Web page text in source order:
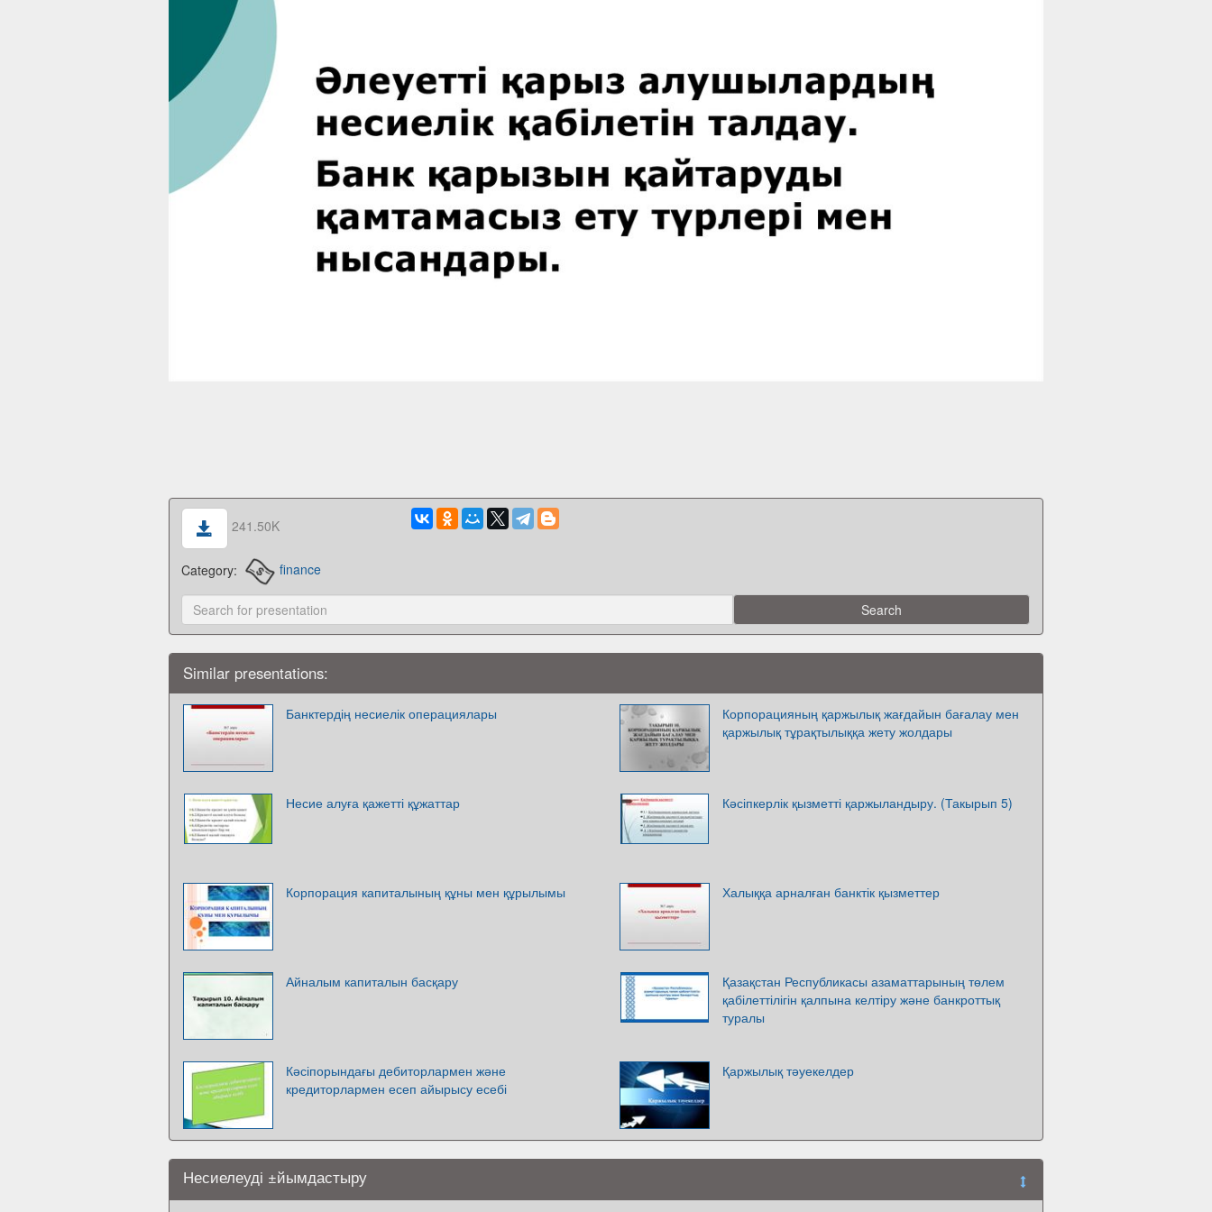
241.50K
Category: finance
Similar presentations:
Банктердің несиелік операциялары
Корпорацияның қаржылық жағдайын бағалау мен
қаржылық тұрақтылыққа жету жолдары
Несие алуға қажетті құжаттар Кәсіпкерлік қызметті қаржыландыру. (Такырып 5)
Корпорация капиталының құны мен құрылымы Халыққа арналған банктік қызметтер
Айналым капиталын басқару
Қазақстан Республикасы азаматтарының төлем
қабілеттілігін қалпына келтіру және банкроттық
туралы
Кәсіпорындағы дебиторлармен және
кредиторлармен есеп айырысу есебі
Қаржылық тәуекелдер
Несиелеуді ±йымдастыру